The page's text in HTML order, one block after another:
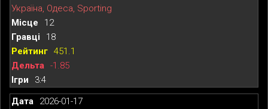
Україна, Одеса, Sporting
12
18
451.1
-1.85
3:4
2026-01-17